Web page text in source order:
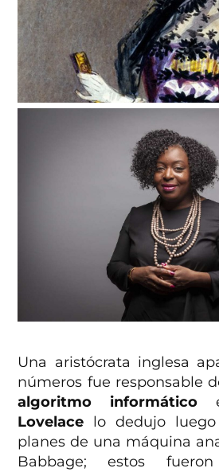
Una aristócrata inglesa
números fue responsable
algoritmo informático
Lovelace lo dedujo
planes de una máquina
Babbage; estos